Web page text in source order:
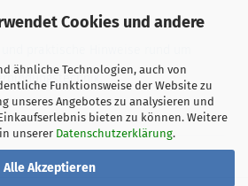
Cookies und andere
ähnliche Technologien, auch von
Funktionsweise der Website zu
unseres Angebotes zu analysieren und
bieten zu können. Weitere
unserer Datenschutzerklärung.
Alle Akzeptieren
praktische Hinweise rund um